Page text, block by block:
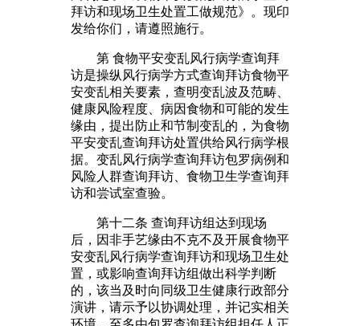
拜访和现场卫生处置工做规范》。现印
发给你们，请遵照施行。
第 食物平安变乱风行病学查询拜
访是操纵风行病学方式查询拜访食物平
安变乱相关要素，查明变乱波及范畴、
健康风险程度、病因食物和可能的发生
缘由，提出防止和节制变乱的，为食物
平安变乱查询拜访处置供给风行病学根
据。变乱风行病学查询拜访包罗病例和
风险人群查询拜访、食物卫生学查询拜
访和尝试室查验。
第十二条 查询拜访组达到现场
后，因非手艺缘由不克不及开展食物平
安变乱风行病学查询拜访和现场卫生处
置，或影响查询拜访组做出科学判断
的，该当及时向同级卫生健康行政部分
演讲，请示予以协调处理，并记实相关